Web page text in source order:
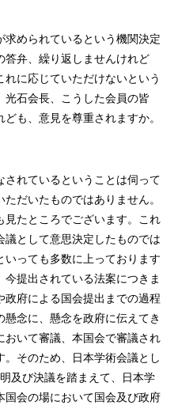
められているという機関決定
答弁、繰り返しませんけれど
に応じていただけないという
光石会長、こうした会員の皆
も、意見を尊重されますか。
されているということは伺って
だいたものではありません。
見たところでございます。これ
議として意思決定したものでは
いっても多数に上っております
提出されている法案につきま
政府による国会提出までの過程
念に、懸念を政府に伝えてき
おいて審議、本国会で審議され
そのため、日本学術会議とし
及び決議を踏まえて、日本学
国会の場において国会及び政府